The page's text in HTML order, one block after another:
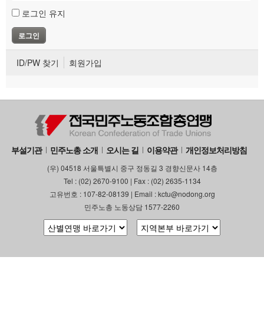
로그인 유지
ID/PW 찾기 회원가입
부설기관 민주노총 소개 오시는 길 이용약관 개인정보처리방침
(우) 04518 서울특별시 중구 정동길 3 경향신문사 14층
Tel : (02) 2670-9100 | Fax : (02) 2635-1134
고유번호 : 107-82-08139 | Email : kctu@nodong.org
민주노총 노동상담 1577-2260